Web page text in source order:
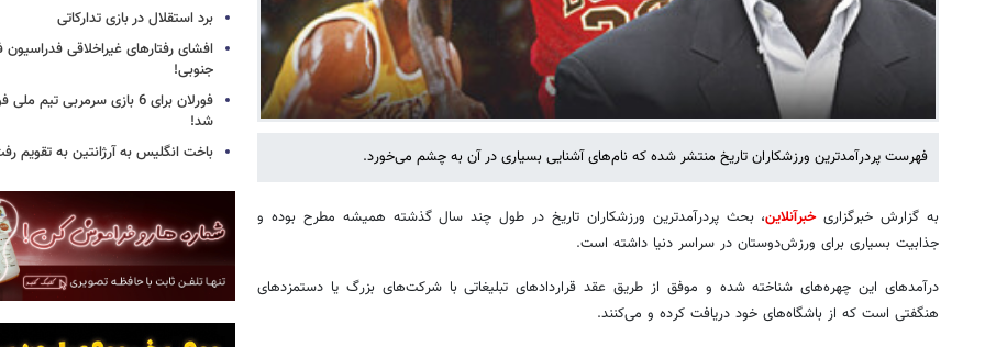
فهرست پردرآمدترین ورزشکاران تاریخ منتشر شده که نام‌های آشنایی بسیاری در آن به چشم می‌خورد.
به گزارش خبرگزاریخبرآنلاین، بحث پردرآمدترین ورزشکاران تاریخ در طول چند سال گذشته همیشه مطرح بوده و
جذابیت بسیاری برای ورزش‌دوستان در سراسر دنیا داشته است.
درآمدهای این چهره‌های شناخته شده و موفق از طریق عقد قراردادهای تبلیغاتی با شرکت‌های بزرگ یا دستمزدهای
هنگفتی است که از باشگاه‌های‌ خود دریافت کرده و می‌کنند.
برد استقلال در بازی تدارکاتی
افشای رفتارهای غیراخلاقی فدراسیون
جنوبی!
فورلان برای 6 بازی سرمربی تیم
شد!
باخت انگلیس به آرژانتین به تقویم